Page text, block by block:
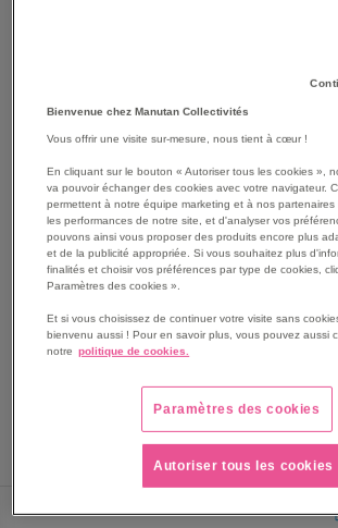
SKIP
BEGINNING
IMAGES
GALLERY
Les avantages
Couvercle inox avec poignée gastronorme
Made in France chez Bourgeat, seul
pelle, etc..
Voir le descriptif complet
Bienvenue chez Manutan Collectivités
Vous offrir une visite sur-mesure, nous tient à cœur !
En cliquant sur le bouton « Autoriser tous les cookies »,
va pouvoir échanger des cookies avec votre navigateur.
permettent à notre équipe marketing et à nos partenaires
les performances de notre site, et d'analyser vos
pouvons ainsi vous proposer des produits encore plus
et de la publicité appropriée. Si vous souhaitez plus
finalités et choisir vos préférences par type de cookies,
Paramètres des cookies ».
Et si vous choisissez de continuer votre visite sans
bienvenu aussi ! Pour en savoir plus, vous pouvez aussi
notre politique de cookies.
Paramètres des cookies
Autoriser tous les cookies